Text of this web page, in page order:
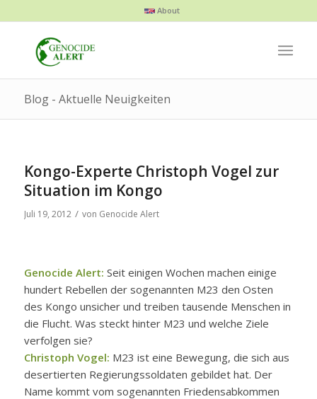
About
Blog - Aktuelle Neuigkeiten
Kongo-Experte Christoph Vogel zur
Situation im Kongo
Juli 19, 2012 / von Genocide Alert
Genocide Alert: Seit einigen Wochen machen einige
hundert Rebellen der sogenannten M23 den Osten
des Kongo unsicher und treiben tausende Menschen in
die Flucht. Was steckt hinter M23 und welche Ziele
verfolgen sie?
Christoph Vogel: M23 ist eine Bewegung, die sich aus
desertierten Regierungssoldaten gebildet hat. Der
Name kommt vom sogenannten Friedensabkommen